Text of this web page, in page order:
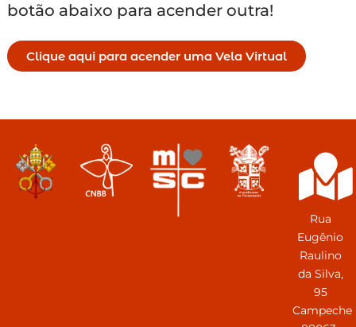
botão abaixo para acender outra!
Clique aqui para acender uma Vela Virtual
Rua
Eugênio
Raulino
da Silva,
95
Campeche